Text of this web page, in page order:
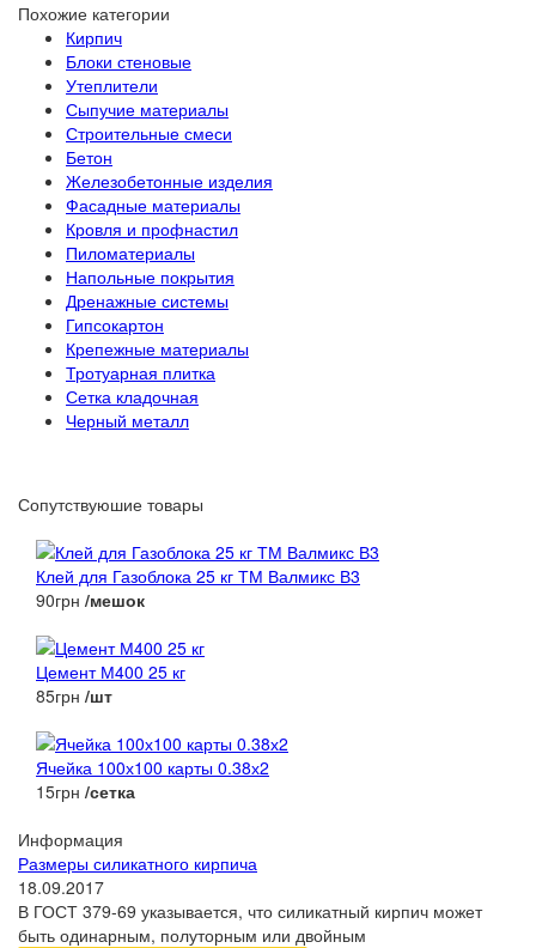
Похожие категории
Кирпич
Блоки стеновые
Утеплители
Сыпучие материалы
Строительные смеси
Бетон
Железобетонные изделия
Фасадные материалы
Кровля и профнастил
Пиломатериалы
Напольные покрытия
Дренажные системы
Гипсокартон
Крепежные материалы
Тротуарная плитка
Сетка кладочная
Черный металл
Сопутствуюшие товары
Клей для Газоблока 25 кг ТМ Валмикс В3
90грн /мешок
Цемент М400 25 кг
85грн /шт
Ячейка 100х100 карты 0.38х2
15грн /сетка
Информация
Размеры силикатного кирпича
18.09.2017
В ГОСТ 379-69 указывается, что силикатный кирпич может
быть одинарным, полуторным или двойным